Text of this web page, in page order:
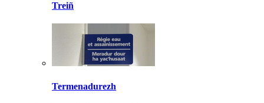
Treiñ
Termenadurezh